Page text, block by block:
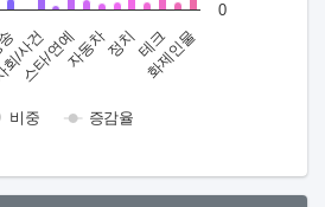
비중 증감율
/사건
스타/연예자동차정치테크
화제인물
0